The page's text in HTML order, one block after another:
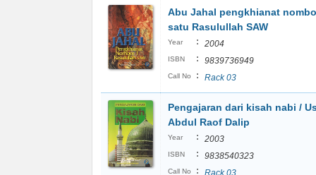
Abu Jahal pengkhianat
satu Rasulullah SAW
Year : 2004
ISBN : 9839736949
Call No : Rack 03
Pengajaran dari kisah nabi /
Abdul Raof Dalip
Year : 2003
ISBN : 9838540323
Call No : Rack 03